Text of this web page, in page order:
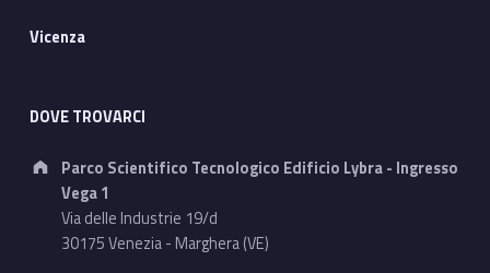
Vicenza
DOVE TROVARCI
Address:
Parco Scientifico Tecnologico Edificio Lybra - Ingresso
Vega 1
Via delle Industrie 19/d
30175 Venezia - Marghera (VE)